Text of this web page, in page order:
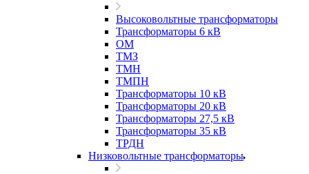
Высоковольтные трансформаторы
Трансформаторы 6 кВ
ОМ
ТМЗ
ТМН
ТМПН
Трансформаторы 10 кВ
Трансформаторы 20 кВ
Трансформаторы 27,5 кВ
Трансформаторы 35 кВ
ТРДН
Низковольтные трансформаторы